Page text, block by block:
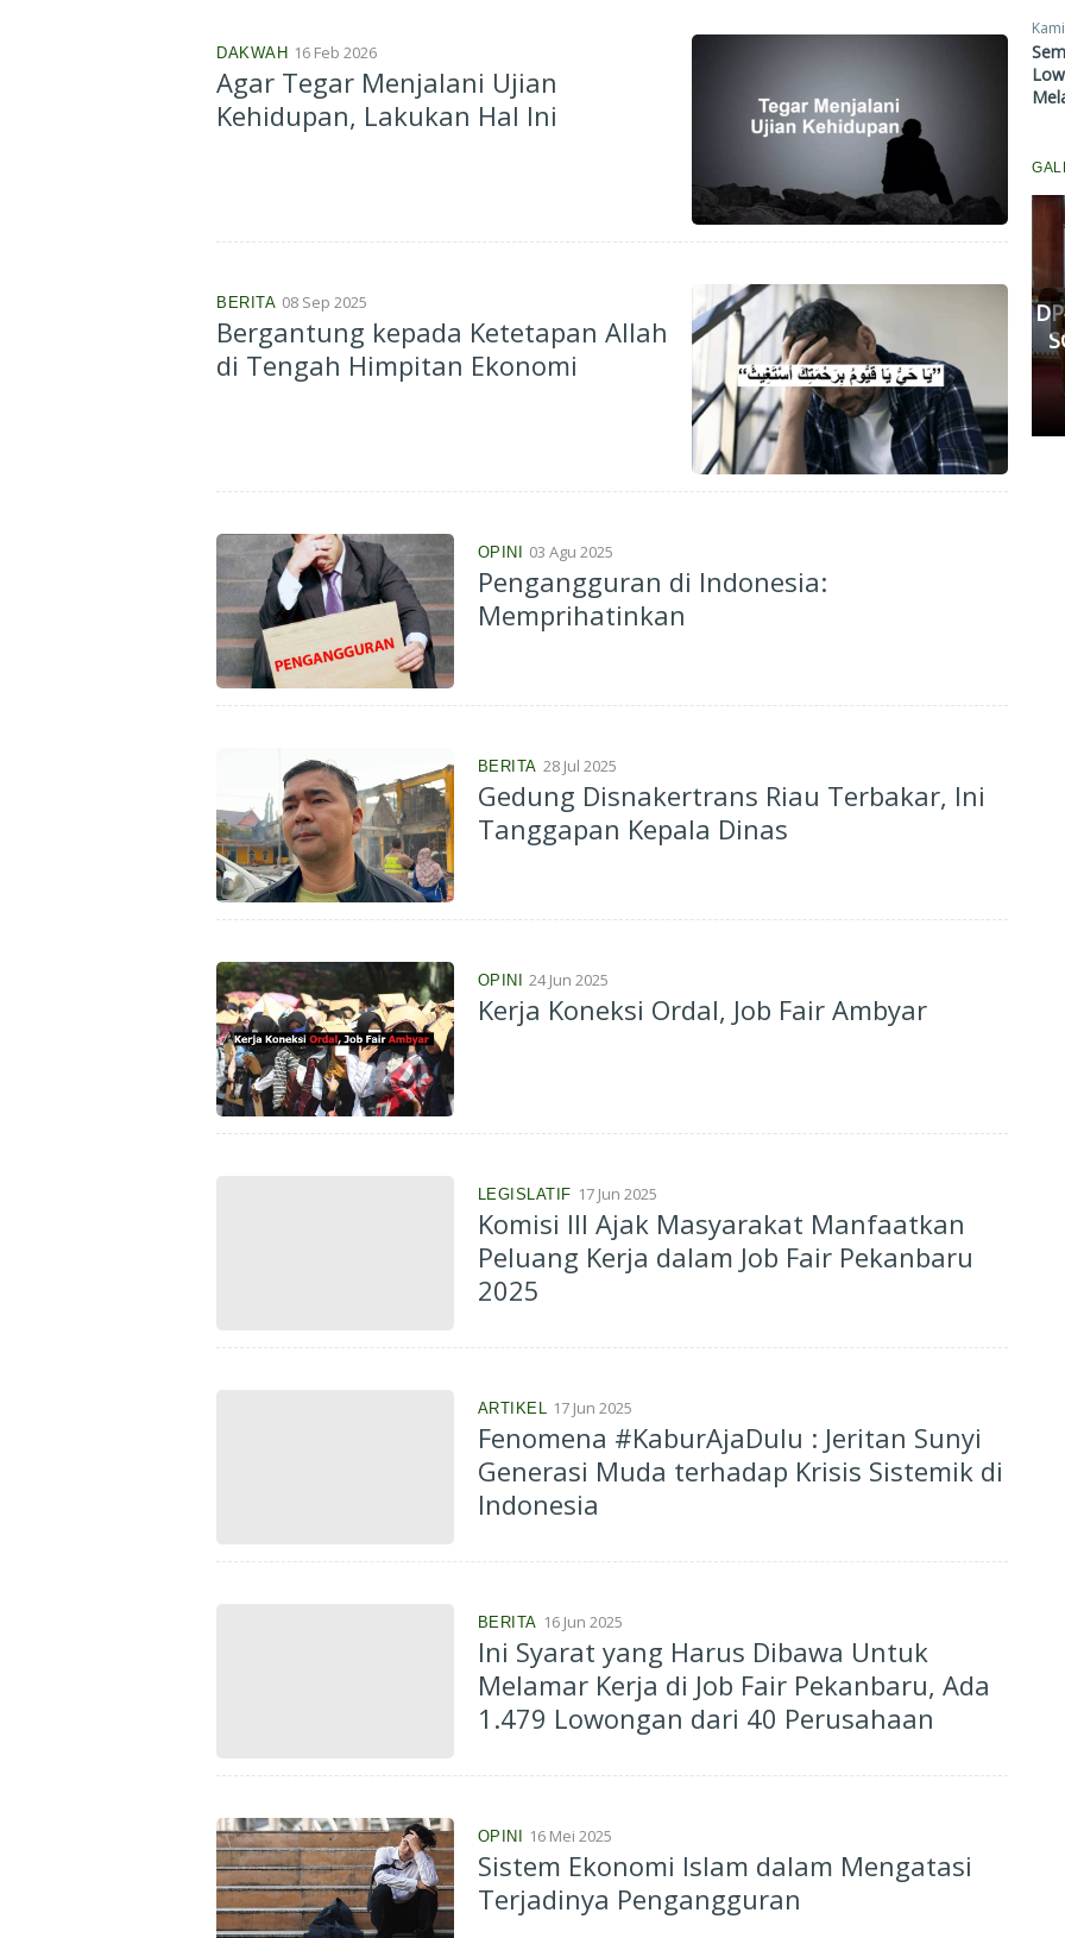
DAKWAH 16 Feb 2026
Agar Tegar Menjalani Ujian
Kehidupan, Lakukan Hal Ini
BERITA 08 Sep 2025
Bergantung kepada Ketetapan Allah
di Tengah Himpitan Ekonomi
OPINI 03 Agu 2025
Pengangguran di Indonesia:
Memprihatinkan
BERITA 28 Jul 2025
Gedung Disnakertrans Riau Terbakar, Ini
Tanggapan Kepala Dinas
OPINI 24 Jun 2025
Kerja Koneksi Ordal, Job Fair Ambyar
LEGISLATIF 17 Jun 2025
Komisi III Ajak Masyarakat Manfaatkan
Peluang Kerja dalam Job Fair Pekanbaru
2025
ARTIKEL 17 Jun 2025
Fenomena #KaburAjaDulu : Jeritan Sunyi
Generasi Muda terhadap Krisis Sistemik di
Indonesia
BERITA 16 Jun 2025
Ini Syarat yang Harus Dibawa Untuk
Melamar Kerja di Job Fair Pekanbaru, Ada
1.479 Lowongan dari 40 Perusahaan
OPINI 16 Mei 2025
Sistem Ekonomi Islam dalam Mengatasi
Terjadinya Pengangguran
Fasilitasi Mediasi Dugaan
Kekerasan Murid di SDN 181,
Kedua Pihak Mulai Sepakat
Damai
Senin, 11 Mei 2026 17:53 WIB